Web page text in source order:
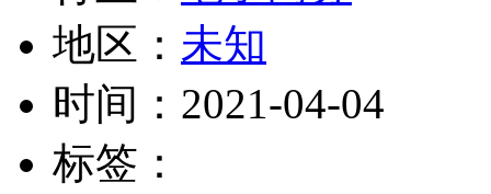
地区： 未知
时间： 2021-04-04
标签：